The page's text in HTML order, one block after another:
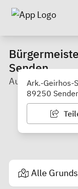
Senden
Außenstelle
Ark.-Geirhos-
89250
Alle